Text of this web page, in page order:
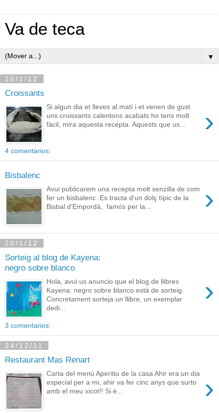
Va de teca
▼
26/1/12
Croissants
›
Si algun dia et lleves al matí i et venen de gust
uns croissants calentons acabats ho tens molt
fàcil, mira aquesta recepta. Aquests que us...
4 comentarios:
Bisbalenc
›
Avui publicarem una recepta molt senzilla de com
fer un bisbalenc. Es tracta d'un dolç típic de la
Bisbal d'Empordà, famós per la...
20/1/12
Sorteig al blog de Kayena:
negro sobre blanco
›
Hola, avui us anuncio que el blog de llibres
Kayena: negro sobre blanco està de sorteig.
Concretament sorteja un llibre, un exemplar
dedi...
3 comentarios:
24/12/11
Restaurant Mas Renart
›
Carta del menú Aperitiu de la casa Ahir era un dia
especial per a mi, ahir va fer cinc anys que surto
amb el meu xicot!! Si é...